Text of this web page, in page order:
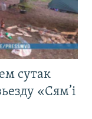
сутак
«Сям’і